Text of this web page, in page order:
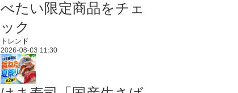
べたい限定商品をチェ
ック
トレンド
2026-08-03 11:30